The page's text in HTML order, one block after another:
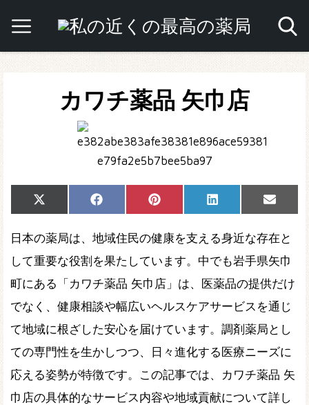
カワチ薬品 矢巾店
Share
on
X
(Twitter)
Share
on
Facebook Share
on
Pinterest Share
on
LinkedIn
Share
on
Email
日本の薬局は、地域住民の健康を支える身近な存在と
して重要な役割を果たしています。中でも岩手県矢巾
町にある「カワチ薬品 矢巾店」は、医薬品の提供だけ
でなく、健康相談や幅広いヘルスケアサービスを通じ
て地域に根ざした安心を届けています。調剤薬局とし
ての専門性を生かしつつ、日々進化する医療ニーズに
応える姿勢が特徴です。この記事では、カワチ薬品 矢
巾店の具体的なサービス内容や地域貢献について詳し